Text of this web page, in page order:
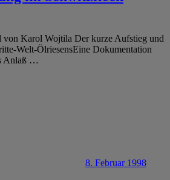
von Karol Wojtila Der kurze Aufstieg und
Welt-ÖlriesensEine Dokumentation
Anlaß …
8. Februar 1998